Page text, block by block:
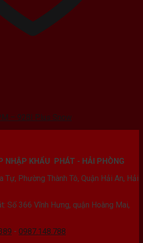
– 928I Plus Snow
NHẬP KHẨU PHÁT - HẢI PHÒNG
Tự, Phường Thành Tô, Quận Hải An, Hải
Số 366 Vĩnh Hưng, quận Hoàng Mai,
- 0987.148.788